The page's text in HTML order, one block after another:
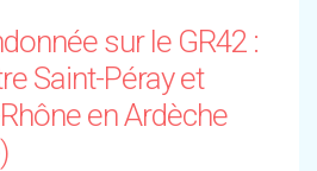
sur le GR42 :
Saint-Péray et
en Ardèche